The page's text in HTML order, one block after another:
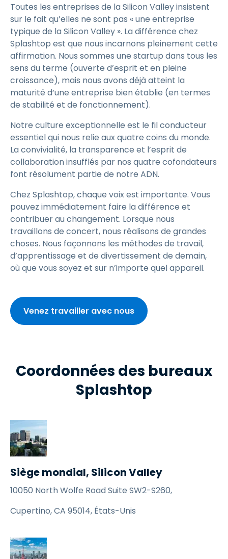
Toutes les entreprises de la Silicon Valley insistent
sur le fait qu’elles ne sont pas « une entreprise
typique de la Silicon Valley ». La différence chez
Splashtop est que nous incarnons pleinement cette
affirmation. Nous sommes une startup dans tous les
sens du terme (ouverte d’esprit et en pleine
croissance), mais nous avons déjà atteint la
maturité d’une entreprise bien établie (en termes
de stabilité et de fonctionnement).
Notre culture exceptionnelle est le fil conducteur
essentiel qui nous relie aux quatre coins du monde.
La convivialité, la transparence et l’esprit de
collaboration insufflés par nos quatre cofondateurs
font résolument partie de notre ADN.
Chez Splashtop, chaque voix est importante. Vous
pouvez immédiatement faire la différence et
contribuer au changement. Lorsque nous
travaillons de concert, nous réalisons de grandes
choses. Nous façonnons les méthodes de travail,
d’apprentissage et de divertissement de demain,
où que vous soyez et sur n’importe quel appareil.
Venez travailler avec nous
Coordonnées des bureaux
Splashtop
Siège mondial, Silicon Valley
10050 North Wolfe Road Suite SW2-S260,
Cupertino, CA 95014, États-Unis